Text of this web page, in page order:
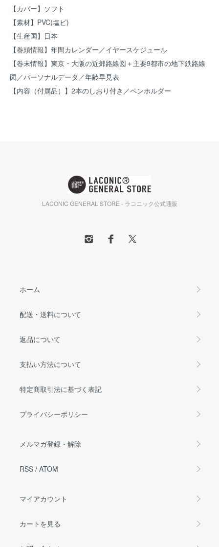
【カバー】ソフト
【素材】PVC(塩ビ)
【生産国】日本
【巻頭情報】年間カレンダー／イヤースケジュール
【巻末情報】東京・大阪の近郊路線図＋主要9都市の地下鉄路線
図／パーソナルデータ／年齢早見表
【内容（付属品）】2本のしおり付き／ペンホルダー
LACONIC GENERAL STORE - ラコニック公式通販
ホーム
配送・送料について
返品について
支払い方法について
特定商取引法に基づく表記
プライバシーポリシー
メルマガ登録・解除
RSS / ATOM
マイアカウント
カートを見る